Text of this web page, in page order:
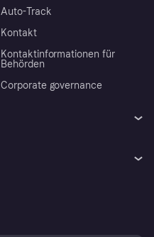
Auto-Track
Kontakt
Kontaktinformationen für
Behörden
Corporate governance